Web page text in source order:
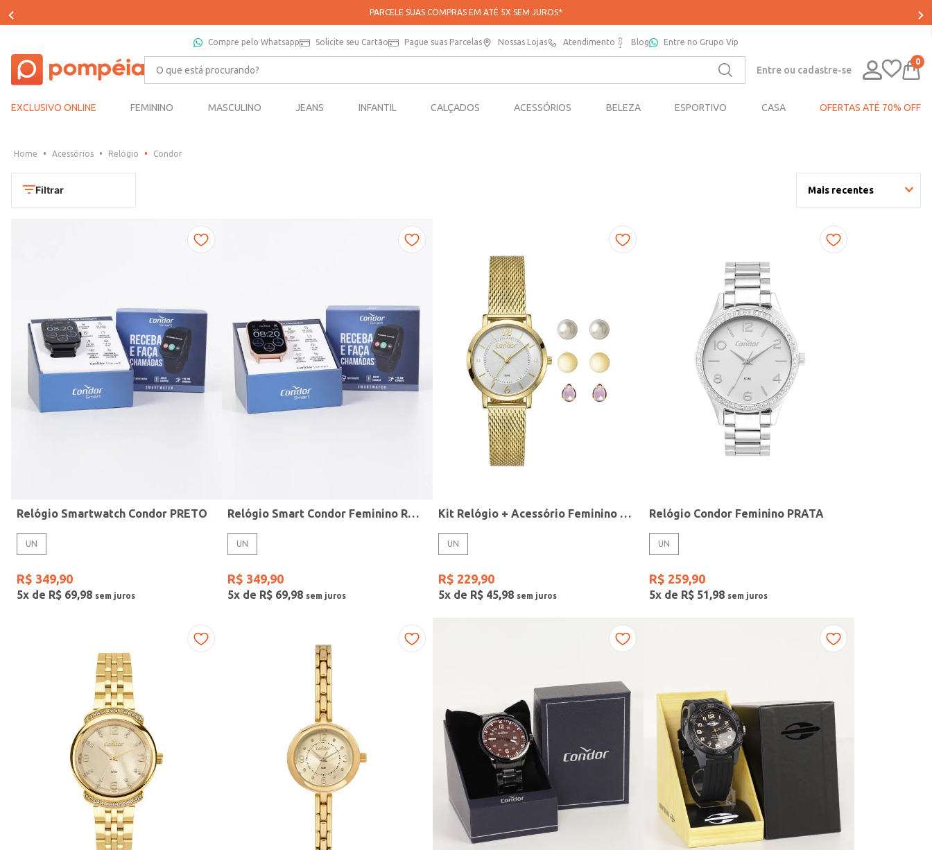
PARCELE SUAS COMPRAS EM ATÉ 5X SEM JUROS*
Compre pelo Whatsapp Solicite seu Cartão Pague suas Parcelas Nossas Lojas Atendimento Blog Entre no Grupo Vip
O que está procurando?
Entre ou cadastre-se
0
EXCLUSIVO ONLINE FEMININO MASCULINO JEANS INFANTIL CALÇADOS ACESSÓRIOS BELEZA ESPORTIVO CASA OFERTAS ATÉ 70% OFF
Acessórios Relógio Condor
Filtrar Mais recentes
UN
Mormaii
Casio
Gang
Prata
Preto
Rose
Estilo
Relógio Smartwatch Condor PRETO
UN
R$ 349,90
5x de R$ 69,98
Relógio Smart Condor Feminino ROSE
UN
R$ 349,90
5x de R$ 69,98
Kit Relógio + Acessório Feminino DOURADO
UN
R$ 229,90
5x de R$ 45,98
Relógio Condor Feminino PRATA
UN
R$ 259,90
5x de R$ 51,98